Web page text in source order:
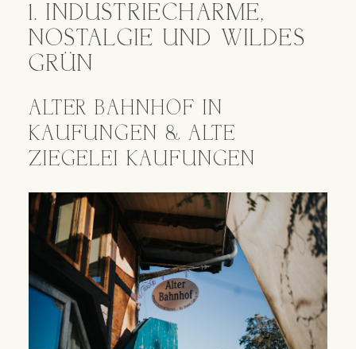
1. INDUSTRIECHARME,
NOSTALGIE UND WILDES
GRÜN
ALTER BAHNHOF IN
KAUFUNGEN & ALTE
ZIEGELEI KAUFUNGEN